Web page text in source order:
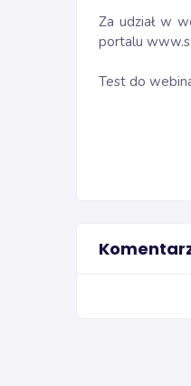
Za udział w
portalu
Test do